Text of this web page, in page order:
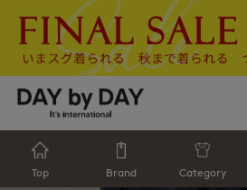
Top Brand Category